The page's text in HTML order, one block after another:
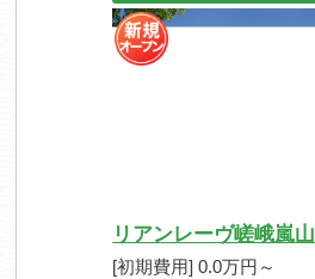
リアンレーヴ嵯峨嵐山
[初期費用] 0.0万円～